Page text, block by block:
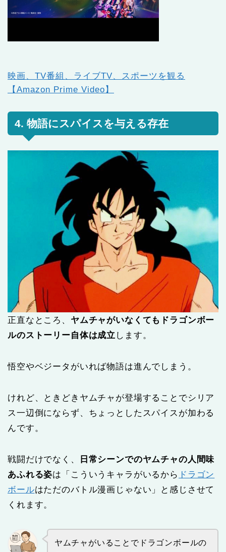
映画、TV番組、ライブTV、スポーツを観る
【Amazon Prime Video】
4. 物語にスパイスを与える存在
正直なところ、 ヤムチャがいなくてもドラゴンボー
ルのストーリー自体は成立 します。
悟空やベジータがいれば物語は進んでしまう。
けれど、ときどきヤムチャが登場することでシリア
ス一辺倒にならず、ちょっとしたスパイスが加わる
んです。
戦闘だけでなく、
日常シーンでのヤムチャの人間味
あふれる姿は「こういうキャラがいるから ドラゴン
ボールはただのバトル漫画じゃない」と感じさせて
くれます。
ヤムチャがいることでドラゴンボールの